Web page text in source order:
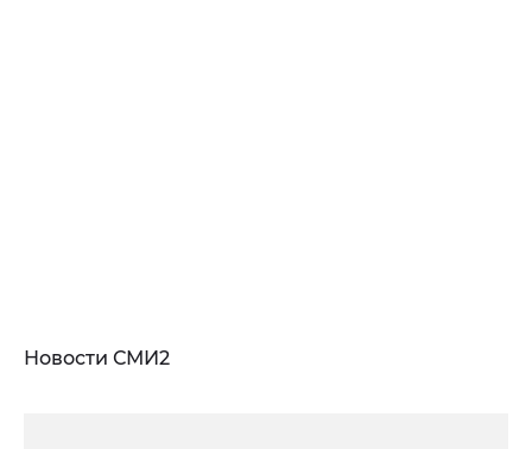
Новости СМИ2